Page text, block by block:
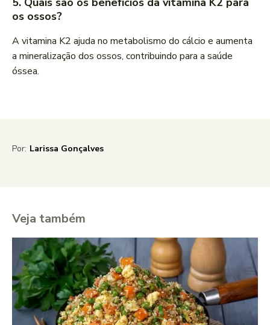
os ossos?
A vitamina K2 ajuda no metabolismo do cálcio e aumenta
a mineralização dos ossos, contribuindo para a saúde
óssea.
Por: Larissa Gonçalves
Veja também